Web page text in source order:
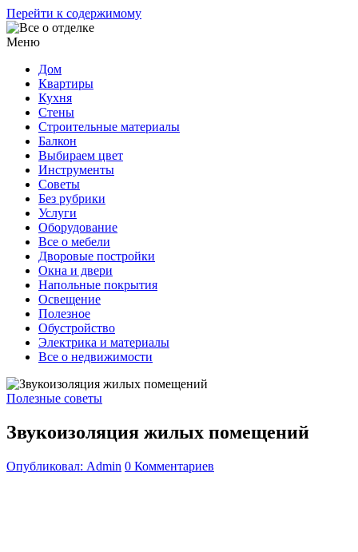
Перейти к содержимому
Меню
Дом
Квартиры
Кухня
Стены
Строительные материалы
Балкон
Выбираем цвет
Инструменты
Советы
Без рубрики
Услуги
Оборудование
Все о мебели
Дворовые постройки
Окна и двери
Напольные покрытия
Освещение
Полезное
Обустройство
Электрика и материалы
Все о недвижимости
Полезные советы
Звукоизоляция жилых помещений
Опубликовал: Admin 0 Комментариев